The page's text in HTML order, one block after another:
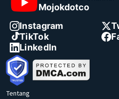
Mojokdotco
Instagram
TikTok
LinkedIn
Tentang